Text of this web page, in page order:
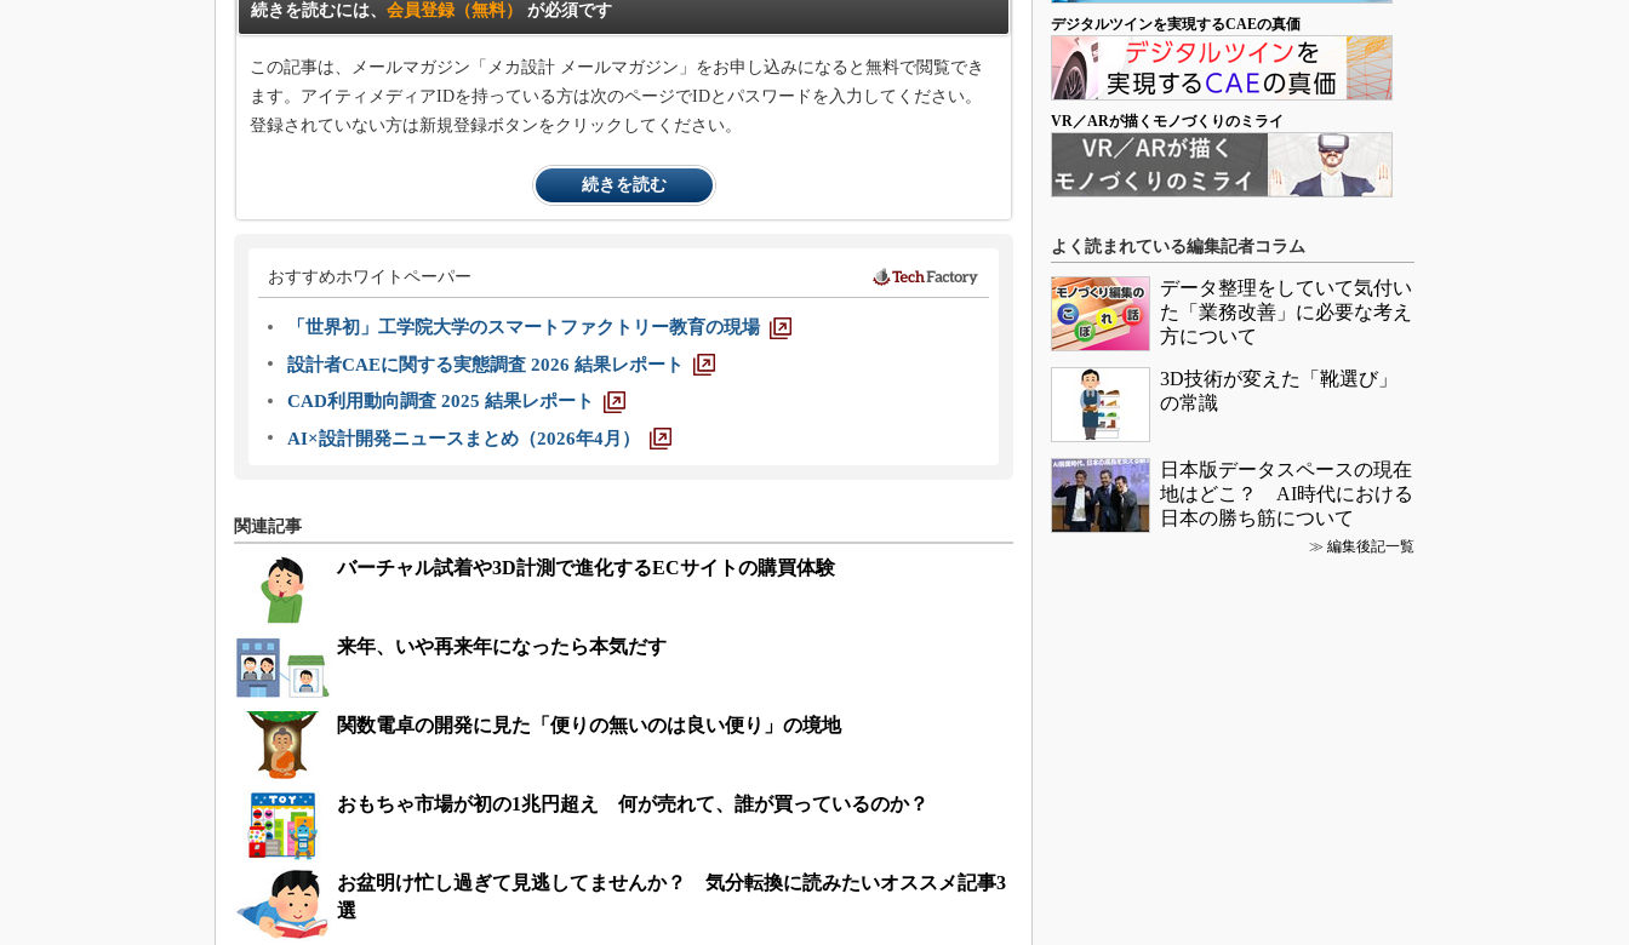
続きを読むには、 会員登録（無料） が必須です
この記事は、メールマガジン「メカ設計 メールマガジン」をお申し込みになると無料で閲覧でき
ます。アイティメディアIDを持っている方は次のページでIDとパスワードを入力してください。
登録されていない方は新規登録ボタンをクリックしてください。
続きを読む
おすすめホワイトペーパー
「世界初」工学院大学のスマートファクトリー教育の現場
設計者CAEに関する実態調査 2026 結果レポート
CAD利用動向調査 2025 結果レポート
AI×設計開発ニュースまとめ（2026年4月）
関連記事
バーチャル試着や3D計測で進化するECサイトの購買体験
来年、いや再来年になったら本気だす
関数電卓の開発に見た「便りの無いのは良い便り」の境地
おもちゃ市場が初の1兆円超え 何が売れて、誰が買っているのか？
お盆明け忙し過ぎて見逃してませんか？ 気分転換に読みたいオススメ記事3
選
デジタルツインを実現するCAEの真価
VR／ARが描くモノづくりのミライ
よく読まれている編集記者コラム
データ整理をしていて気付い
た「業務改善」に必要な考え
方について
3D技術が変えた「靴選び」
の常識
日本版データスペースの現在
地はどこ？ AI時代における
日本の勝ち筋について
≫ 編集後記一覧